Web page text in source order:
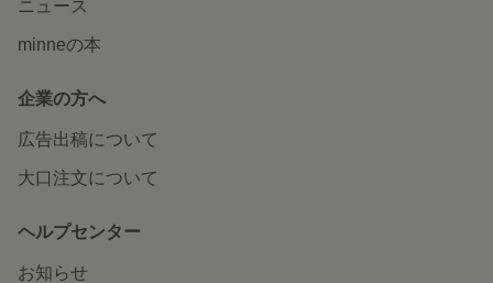
ニュース
minneの本
企業の方へ
広告出稿について
大口注文について
ヘルプセンター
お知らせ